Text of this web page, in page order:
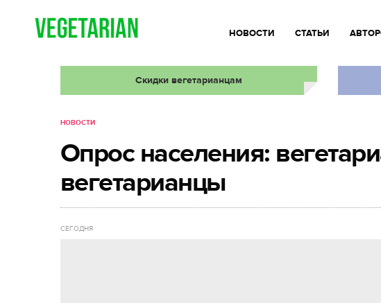
НОВОСТИ СТАТЬИ
Скидки вегетарианцам
НОВОСТИ
Опрос населения:
вегетарианцы
СЕГОДНЯ